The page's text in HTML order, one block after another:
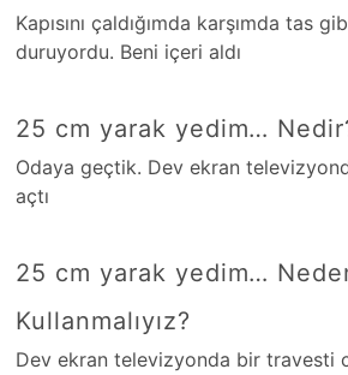
Kapısını çaldığımda karşımda tas
duruyordu. Beni içeri aldı
25 cm yarak yedim…
Odaya geçtik. Dev ekran
açtı
25 cm yarak yedim…
Kullanmalıyız?
Dev ekran televizyonda bir travesti